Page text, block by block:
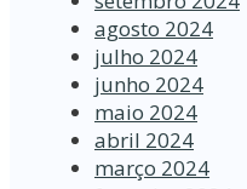
agosto 2024
julho 2024
junho 2024
maio 2024
abril 2024
março 2024